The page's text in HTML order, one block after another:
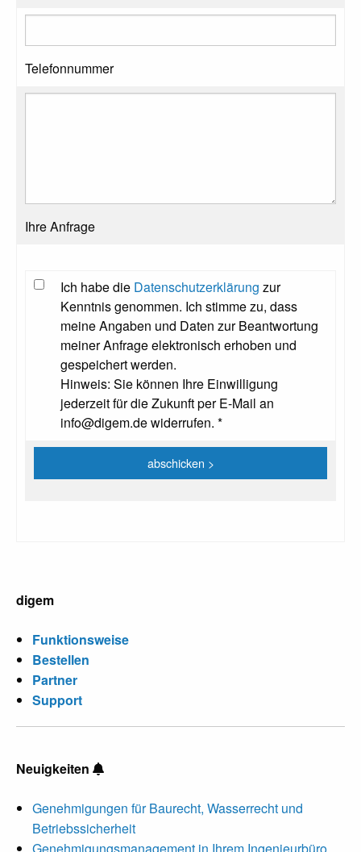
Telefonnummer
Ihre Anfrage
Ich habe die Datenschutzerklärung zur
Kenntnis genommen. Ich stimme zu, dass
meine Angaben und Daten zur Beantwortung
meiner Anfrage elektronisch erhoben und
gespeichert werden.
Hinweis: Sie können Ihre Einwilligung
jederzeit für die Zukunft per E-Mail an
info@digem.de widerrufen. *
digem
Funktionsweise
Bestellen
Partner
Support
Neuigkeiten
Genehmigungen für Baurecht, Wasserrecht und
Betriebssicherheit